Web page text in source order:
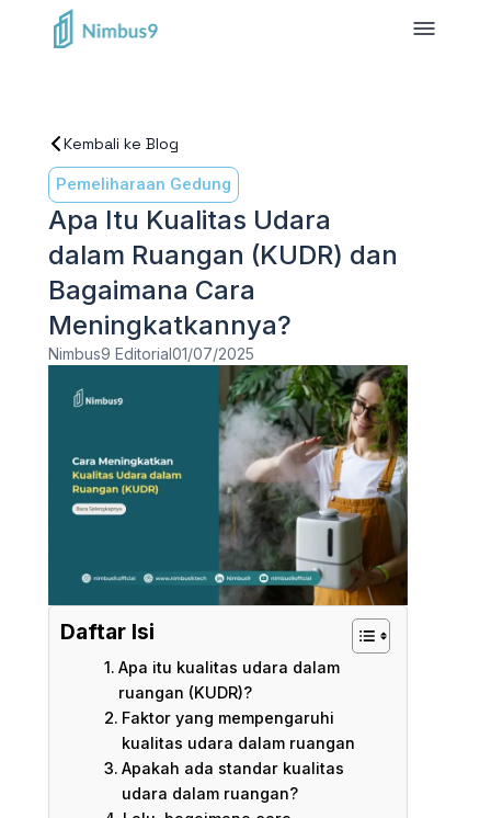
Kembali ke Blog
Pemeliharaan Gedung
Apa Itu Kualitas Udara
dalam Ruangan (KUDR) dan
Bagaimana Cara
Meningkatkannya?
Nimbus9 Editorial01/07/2025
Daftar Isi
Apa itu kualitas udara dalam
ruangan (KUDR)?
Faktor yang mempengaruhi
kualitas udara dalam ruangan
Apakah ada standar kualitas
udara dalam ruangan?